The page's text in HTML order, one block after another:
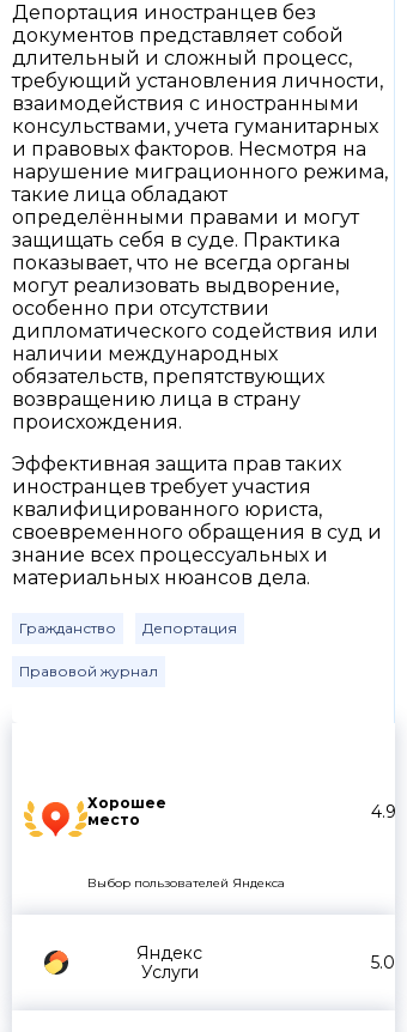
Хорошее
место
4.9
Выбор пользователей Яндекса
Яндекс
Услуги
5.0
Депортация иностранцев без
документов представляет собой
длительный и сложный процесс,
требующий установления личности,
взаимодействия с иностранными
консульствами, учета гуманитарных
и правовых факторов. Несмотря на
нарушение миграционного режима,
такие лица обладают
определёнными правами и могут
защищать себя в суде. Практика
показывает, что не всегда органы
могут реализовать выдворение,
особенно при отсутствии
дипломатического содействия или
наличии международных
обязательств, препятствующих
возвращению лица в страну
происхождения.
Эффективная защита прав таких
иностранцев требует участия
квалифицированного юриста,
своевременного обращения в суд и
знание всех процессуальных и
материальных нюансов дела.
Гражданство Депортация
Правовой журнал